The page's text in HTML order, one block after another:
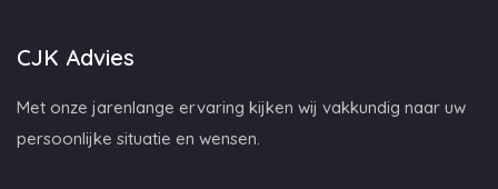
CJK Advies
Met onze jarenlange ervaring kijken wij vakkundig naar uw
persoonlijke situatie en wensen.